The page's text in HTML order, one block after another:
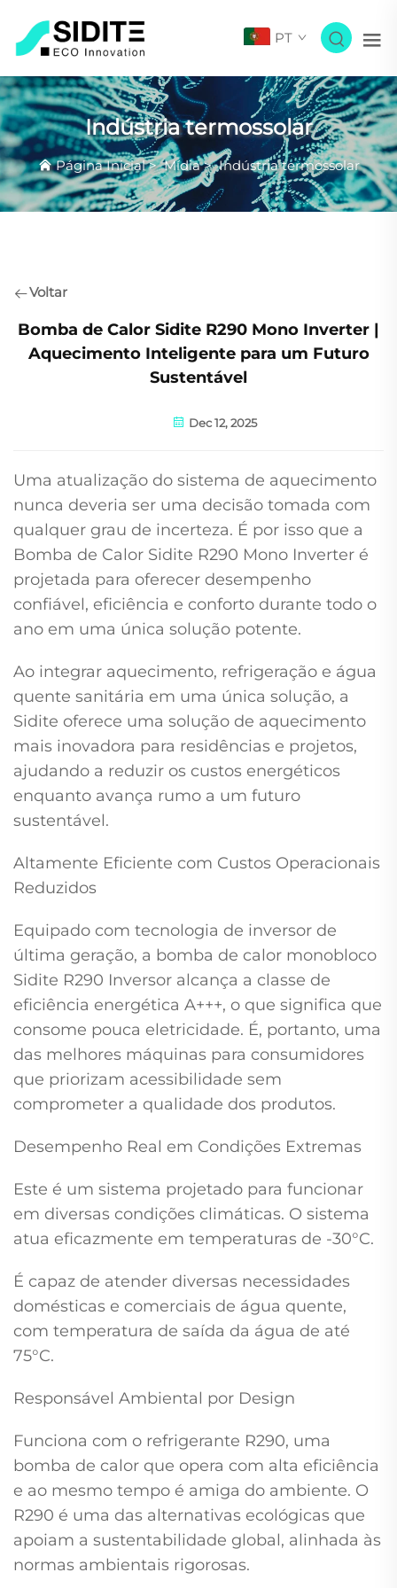
PT
Indústria termossolar
Página Inicial>Mídia>Indústria termossolar
Voltar
Bomba de Calor Sidite R290 Mono Inverter |
Aquecimento Inteligente para um Futuro
Sustentável
Dec 12, 2025
Uma atualização do sistema de aquecimento
nunca deveria ser uma decisão tomada com
qualquer grau de incerteza. É por isso que a
Bomba de Calor Sidite R290 Mono Inverter é
projetada para oferecer desempenho
confiável, eficiência e conforto durante todo o
ano em uma única solução potente.
Ao integrar aquecimento, refrigeração e água
quente sanitária em uma única solução, a
Sidite oferece uma solução de aquecimento
mais inovadora para residências e projetos,
ajudando a reduzir os custos energéticos
enquanto avança rumo a um futuro
sustentável.
Altamente Eficiente com Custos Operacionais
Reduzidos
Equipado com tecnologia de inversor de
última geração, a bomba de calor monobloco
Sidite R290 Inversor alcança a classe de
eficiência energética A+++, o que significa que
consome pouca eletricidade. É, portanto, uma
das melhores máquinas para consumidores
que priorizam acessibilidade sem
comprometer a qualidade dos produtos.
Desempenho Real em Condições Extremas
Este é um sistema projetado para funcionar
em diversas condições climáticas. O sistema
atua eficazmente em temperaturas de -30°C.
É capaz de atender diversas necessidades
domésticas e comerciais de água quente,
com temperatura de saída da água de até
75°C.
Responsável Ambiental por Design
Funciona com o refrigerante R290, uma
bomba de calor que opera com alta eficiência
e ao mesmo tempo é amiga do ambiente. O
R290 é uma das alternativas ecológicas que
apoiam a sustentabilidade global, alinhada às
normas ambientais rigorosas.